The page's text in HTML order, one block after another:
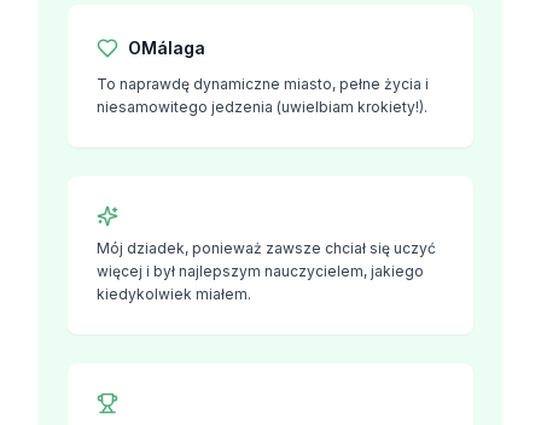
OMálaga
To naprawdę dynamiczne miasto, pełne życia i
niesamowitego jedzenia (uwielbiam krokiety!).
Mój dziadek, ponieważ zawsze chciał się uczyć
więcej i był najlepszym nauczycielem, jakiego
kiedykolwiek miałem.